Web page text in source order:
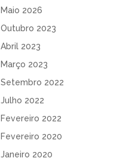
Maio 2026
Outubro 2023
Abril 2023
Março 2023
Setembro 2022
Julho 2022
Fevereiro 2022
Fevereiro 2020
Janeiro 2020